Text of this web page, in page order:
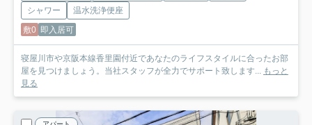
シャワー
温水洗浄便座
敷0 即入居可
寝屋川市や京阪本線香里園付近であなたのライフスタイルに合ったお部
屋を見つけましょう。当社スタッフが全力でサポート致します...
もっと
見る